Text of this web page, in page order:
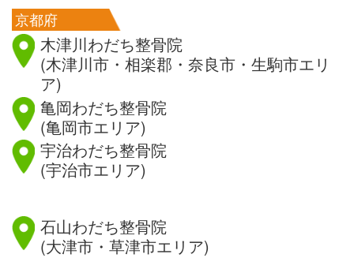
京都府
木津川わだち整骨院
(木津川市・相楽郡・奈良市・生駒市エリ
ア)
亀岡わだち整骨院
(亀岡市エリア)
宇治わだち整骨院
(宇治市エリア)
石山わだち整骨院
(大津市・草津市エリア)